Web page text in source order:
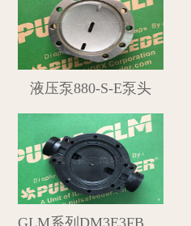
液压泵880-S-E泵头